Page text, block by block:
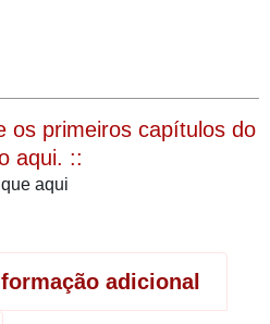
os primeiros capítulos do
aqui. ::
aqui
adicional